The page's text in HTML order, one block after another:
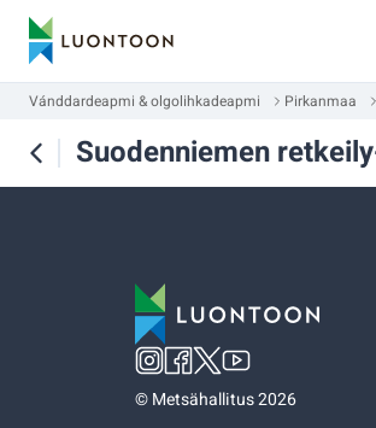
Vánddardeapmi & olgolihkadeapmi Pirkanmaa
Suodenniemen
©Metsähallitus 2026